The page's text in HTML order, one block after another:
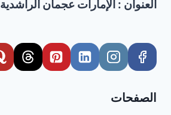
العنوان : الإمارات عجمان الراشدية3
الصفحات